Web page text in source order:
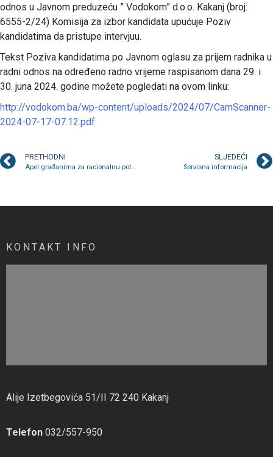
odnos u Javnom preduzeću ” Vodokom” d.o.o. Kakanj (broj:
6555-2/24) Komisija za izbor kandidata upućuje Poziv
kandidatima da pristupe intervjuu.
Tekst Poziva kandidatima po Javnom oglasu za prijem radnika u
radni odnos na određeno radno vrijeme raspisanom dana 29. i
30. juna 2024. godine možete pogledati na ovom linku:
http://vodokom.ba/wp-content/uploads/2024/07/CamScanner-
2024-07-17-07.12.pdf
PRETHODNI
Apel građanima za racionalnu potrošnju vode iz gradske vodovodne mreže
SLJEDEĆI
Servisna informacija
KONTAKT INFO
Alije Izetbegovića 51/II 72 240 Kakanj
Telefon 032/557-950